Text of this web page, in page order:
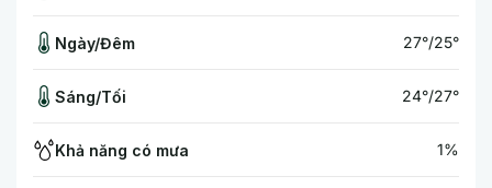
Ngày/Đêm 27°/25°
Sáng/Tối 24°/27°
Khả năng có mưa 1%